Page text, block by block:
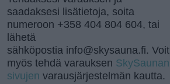
saadaksesi lisätietoja, soita
numeroon +358 404 804 604, tai
lähetä
sähköpostia info@skysauna.fi. Voit
myös tehdä varauksen SkySaunan
sivujen varausjärjestelmän kautta.